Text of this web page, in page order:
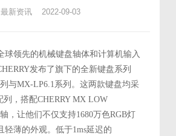
最新资讯 2022-09-03
球领先的机械键盘轴体和计算机输入
发布了旗下的全新键盘系列
与MX-LP6.1系列。这两款键盘均采
列，搭配CHERRY MX LOW
，让他们不仅支持1680万色RGB灯
轻薄的外观。低于1ms延迟的